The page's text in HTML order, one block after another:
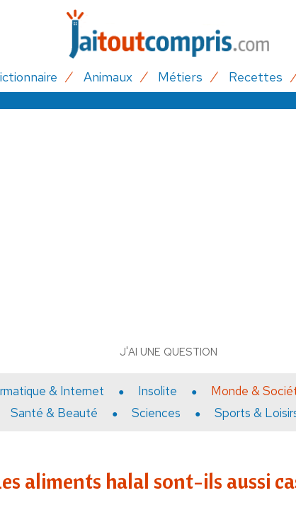
Animaux Métiers Recettes
J'AI UNE QUESTION
& Internet Insolite Monde &
Santé & Beauté
Sciences Sports &
aliments halal sont-ils aussi